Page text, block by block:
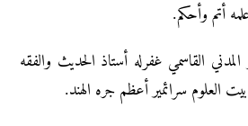
أتم وأحكم.
القاسمي غفرله أستاذ الحديث والفقه
بيت العلوم سرائمير أعظم جره الهند.